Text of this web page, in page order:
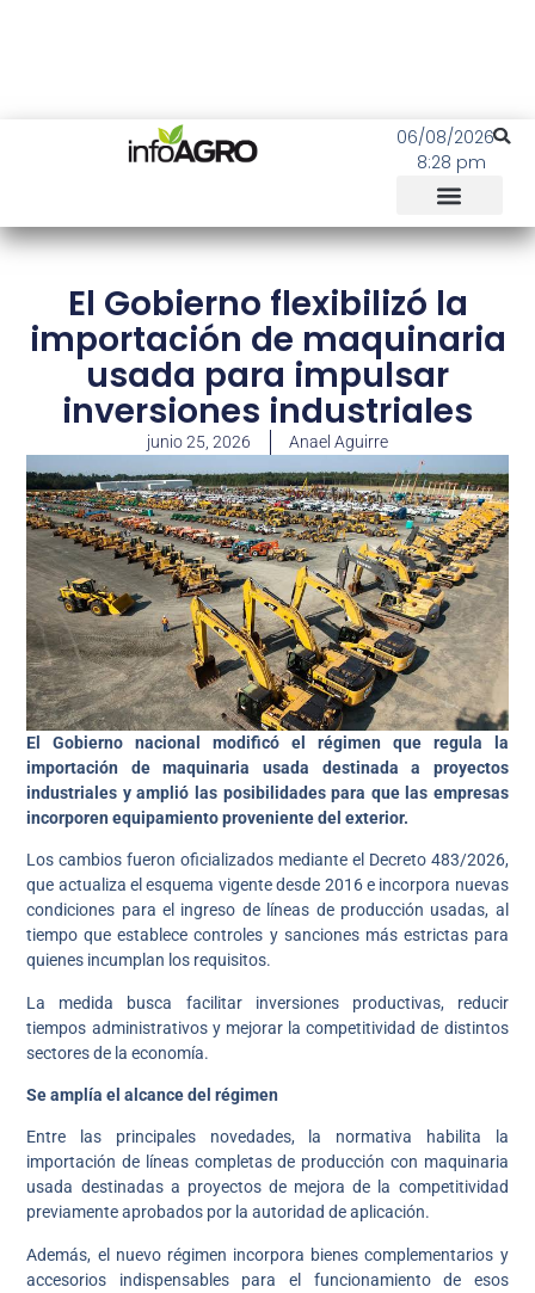
06/08/2026
8:28 pm
El Gobierno flexibilizó la
importación de maquinaria
usada para impulsar
inversiones industriales
junio 25, 2026 Anael Aguirre
El Gobierno nacional modificó el régimen que regula la
importación de maquinaria usada destinada a proyectos
industriales y amplió las posibilidades para que las empresas
incorporen equipamiento proveniente del exterior.
Los cambios fueron oficializados mediante el Decreto 483/2026,
que actualiza el esquema vigente desde 2016 e incorpora nuevas
condiciones para el ingreso de líneas de producción usadas, al
tiempo que establece controles y sanciones más estrictas para
quienes incumplan los requisitos.
La medida busca facilitar inversiones productivas, reducir
tiempos administrativos y mejorar la competitividad de distintos
sectores de la economía.
Se amplía el alcance del régimen
Entre las principales novedades, la normativa habilita la
importación de líneas completas de producción con maquinaria
usada destinadas a proyectos de mejora de la competitividad
previamente aprobados por la autoridad de aplicación.
Además, el nuevo régimen incorpora bienes complementarios y
accesorios indispensables para el funcionamiento de esos